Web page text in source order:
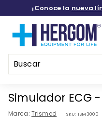
directamente¡Conoce la nueva
E
R
G
M
M
Simulador ECG
Marca:Trismed SKU: TSM3000